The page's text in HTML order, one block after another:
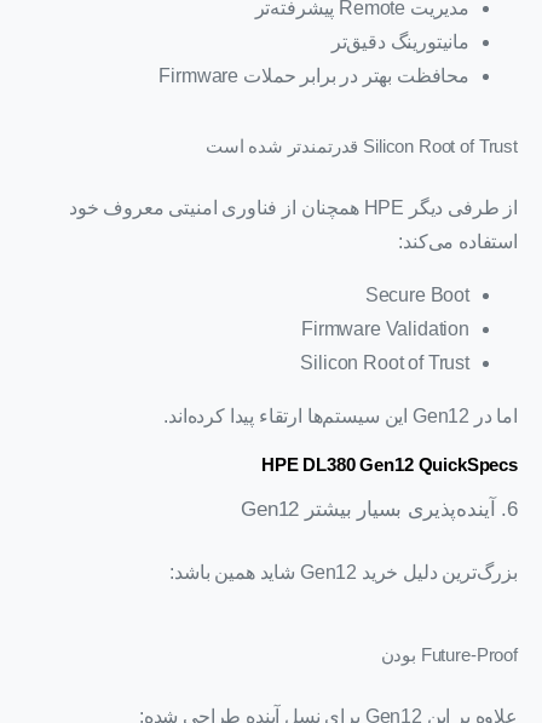
مدیریت Remote پیشرفته‌تر
مانیتورینگ دقیق‌تر
محافظت بهتر در برابر حملات Firmware
Silicon Root of Trust قدرتمندتر شده است
از طرفی دیگر HPE همچنان از فناوری امنیتی معروف خود
استفاده می‌کند:
Secure Boot
Firmware Validation
Silicon Root of Trust
اما در Gen12 این سیستم‌ها ارتقاء پیدا کرده‌اند.
HPE DL380 Gen12 QuickSpecs
6. آینده‌پذیری بسیار بیشتر Gen12
بزرگ‌ترین دلیل خرید Gen12 شاید همین باشد:
Future-Proof بودن
علاوه بر این Gen12 برای نسل آینده طراحی شده: